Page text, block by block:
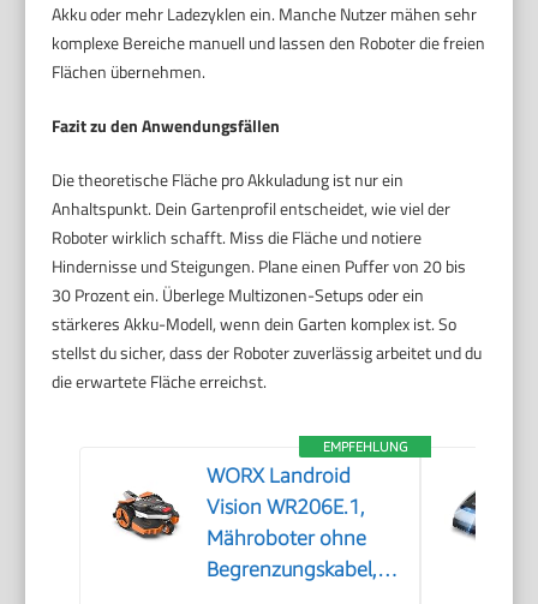
Akku oder mehr Ladezyklen ein. Manche Nutzer mähen sehr
komplexe Bereiche manuell und lassen den Roboter die freien
Flächen übernehmen.
Fazit zu den Anwendungsfällen
Die theoretische Fläche pro Akkuladung ist nur ein
Anhaltspunkt. Dein Gartenprofil entscheidet, wie viel der
Roboter wirklich schafft. Miss die Fläche und notiere
Hindernisse und Steigungen. Plane einen Puffer von 20 bis
30 Prozent ein. Überlege Multizonen-Setups oder ein
stärkeres Akku-Modell, wenn dein Garten komplex ist. So
stellst du sicher, dass der Roboter zuverlässig arbeitet und du
die erwartete Fläche erreichst.
EMPFEHLUNG
WORX Landroid
Vision WR206E.1,
Mähroboter ohne
Begrenzungskabel,